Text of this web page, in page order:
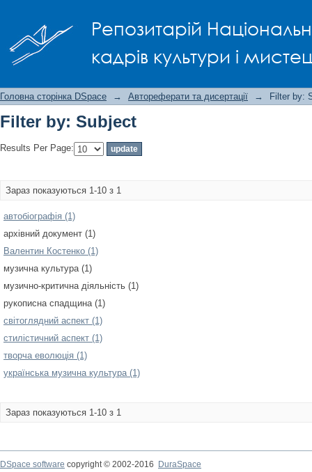
Репозитарій
кадрів культури і
Головна сторінка DSpace → Автореферати та дисертації → Filter by:
Filter by: Subject
Results Per Page:
Зараз показуються 1-10 з 1
автобіографія (1)
архівний документ (1)
Валентин Костенко (1)
музична культура (1)
музично-критична діяльність (1)
рукописна спадщина (1)
світоглядний аспект (1)
стилістичний аспект (1)
творча еволюція (1)
українська музична культура (1)
Зараз показуються 1-10 з 1
DSpace software copyright © 2002-2016
DuraSpace